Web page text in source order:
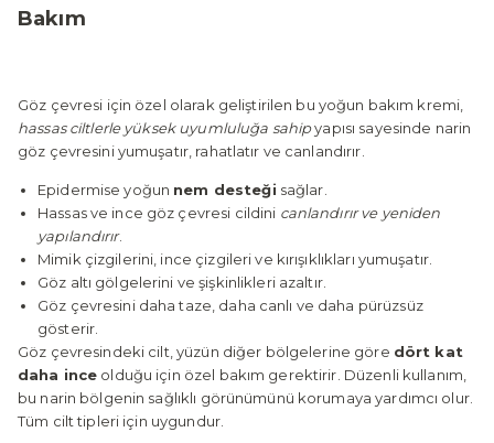
Bakım
Göz çevresi için özel olarak geliştirilen bu yoğun bakım kremi,
hassas ciltlerle yüksek uyumluluğa sahipyapısı sayesinde narin
göz çevresini yumuşatır, rahatlatır ve canlandırır.
Epidermise yoğun nem desteği sağlar.
Hassas ve ince göz çevresi cildini canlandırır ve yeniden
yapılandırır.
Mimik çizgilerini, ince çizgileri ve kırışıklıkları yumuşatır.
Göz altı gölgelerini ve şişkinlikleri azaltır.
Göz çevresini daha taze, daha canlı ve daha pürüzsüz
gösterir.
Göz çevresindeki cilt, yüzün diğer bölgelerine göre dört kat
daha ince olduğu için özel bakım gerektirir. Düzenli kullanım,
bu narin bölgenin sağlıklı görünümünü korumaya yardımcı olur.
Tüm cilt tipleri için uygundur.